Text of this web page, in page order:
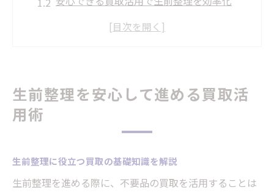
買取を活用した生前整理の進め方のコツ
不用品の現金化で生活を軽やかにする方法
不用品買取で経済的なゆとりを実現する方
法
生前整理を安心して進める買取活
用術
生前整理に役立つ買取の基礎知識を解説
生前整理を進める際に、不要品の買取を活用することは